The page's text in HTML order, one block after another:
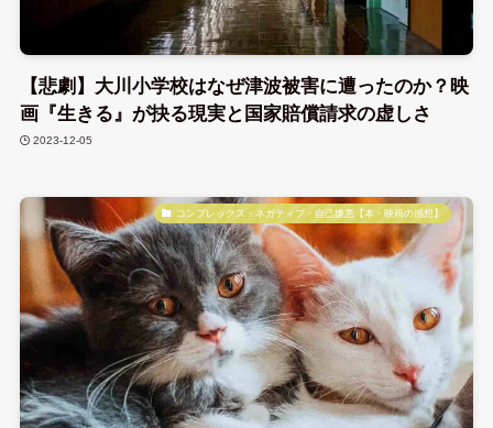
【悲劇】大川小学校はなぜ津波被害に遭ったのか？映
画『生きる』が抉る現実と国家賠償請求の虚しさ
2023-12-05
コンプレックス・ネガティブ・自己嫌悪【本・映画の感想】